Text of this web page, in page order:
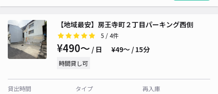
【地域最安】房王寺町２丁目パーキング西側
5 / 4件
¥490〜 / 日 ¥49〜 / 15分
時間貸し可
貸出時間
タイプ
再入庫